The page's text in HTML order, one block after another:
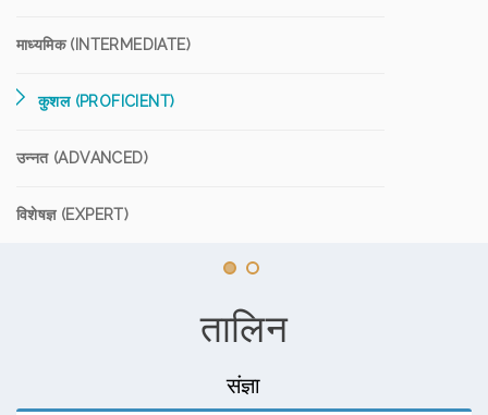
माध्यमिक (INTERMEDIATE)
कुशल (PROFICIENT)
उन्नत (ADVANCED)
विशेषज्ञ (EXPERT)
तालिन
संज्ञा